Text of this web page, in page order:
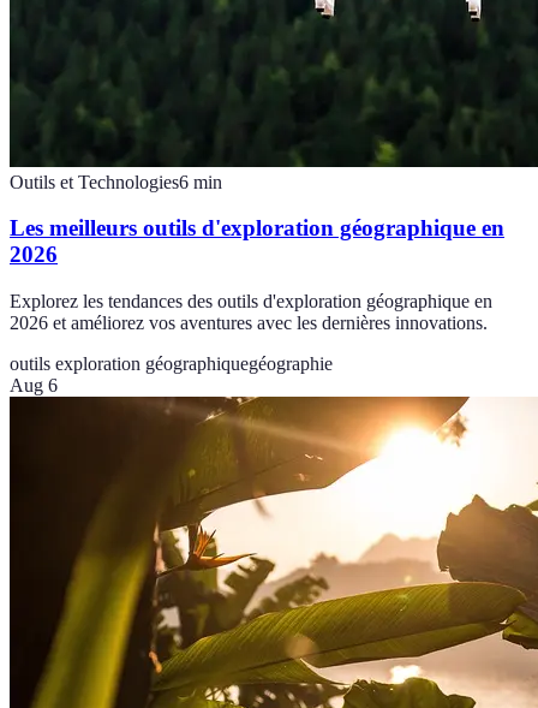
Outils et Technologies6 min
Les meilleurs outils d'exploration géographique en
2026
Explorez les tendances des outils d'exploration géographique en
2026 et améliorez vos aventures avec les dernières innovations.
outils exploration géographiquegéographie
Aug 6